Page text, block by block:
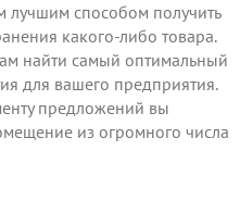
лучшим способом получить
какого-либо товара.
найти самый оптимальный
для вашего предприятия.
предложений вы
из огромного числа